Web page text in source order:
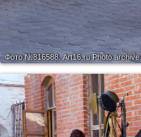
Фото №816588.Art16.ru Photo archive